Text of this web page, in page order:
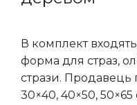
В комплект
форма для страз,
стрази. Продавець
30×40, 40×50, 50×65